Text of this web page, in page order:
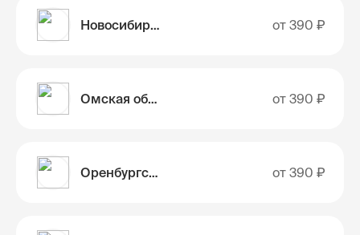
Новосибирская область от 390 ₽
Омская область от 390 ₽
Оренбургская область от 390 ₽